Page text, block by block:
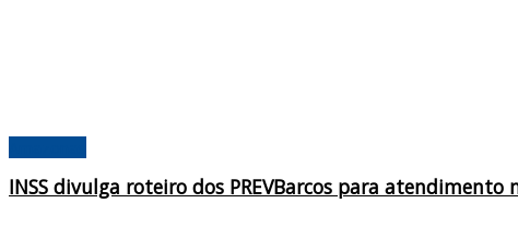
INSS divulga roteiro dos PREVBarcos para